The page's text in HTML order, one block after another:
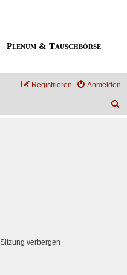
Plenum & Tauschbörse
Anmelden
Registrieren
verbergen